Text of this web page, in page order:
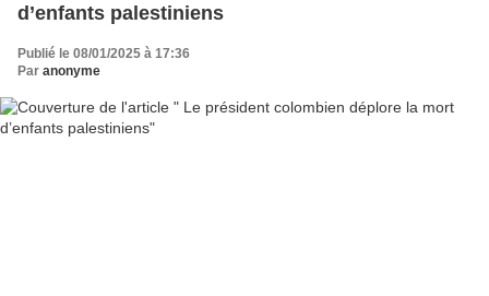
d’enfants palestiniens
Publié le 08/01/2025 à 17:36
Par anonyme